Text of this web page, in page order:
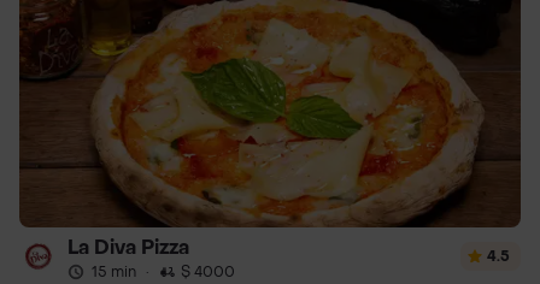
La Diva Pizza
15 min · $ 4000
4.5